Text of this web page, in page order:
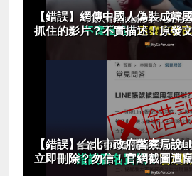
【錯誤】網傳中國人偽裝成韓
抓住的影片？不實描述！原發
【錯誤】台北市政府警察局說
立即刪除？勿信！官網截圖遭